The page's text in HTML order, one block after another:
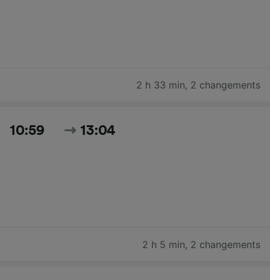
2 h 33 min, 2 changements
10:59 13:04
2 h 5 min, 2 changements